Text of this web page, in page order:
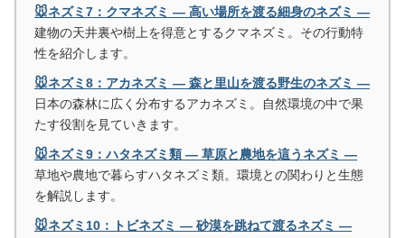
🐭ネズミ7：クマネズミ ― 高い場所を渡る細身のネズミ ―
建物の天井裏や樹上を得意とするクマネズミ。その行動特
性を紹介します。
🐭ネズミ8：アカネズミ ― 森と里山を渡る野生のネズミ ―
日本の森林に広く分布するアカネズミ。自然環境の中で果
たす役割を見ていきます。
🐭ネズミ9：ハタネズミ類 ― 草原と農地を這うネズミ ―
草地や農地で暮らすハタネズミ類。環境との関わりと生態
を解説します。
🐭ネズミ10：トビネズミ ― 砂漠を跳ねて渡るネズミ ―